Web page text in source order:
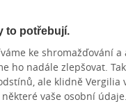
to potřebují.
ke shromažďování a
ho nadále zlepšovat.
ale klidně Vergilia
vaše osobní